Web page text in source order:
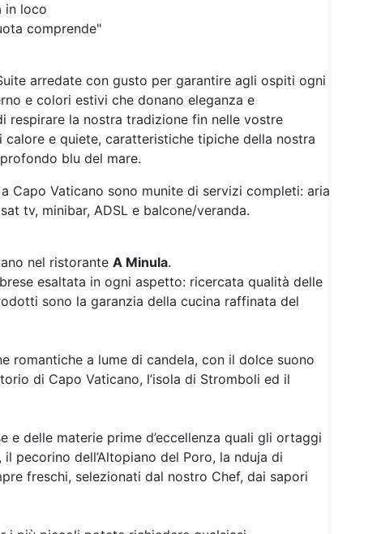
in loco
comprende"
arredate con gusto per garantire agli ospiti ogni
e colori estivi che donano eleganza e
la nostra tradizione fin nelle vostre
e quiete, caratteristiche tipiche della nostra
blu del mare.
Capo Vaticano sono munite di servizi completi: aria
tv, minibar, ADSL e balcone/veranda.
nel ristorante A Minula.
esaltata in ogni aspetto: ricercata qualità delle
sono la garanzia della cucina raffinata del
romantiche a lume di candela, con il dolce suono
di Capo Vaticano, l’isola di Stromboli ed il
e delle materie prime d’eccellenza quali gli ortaggi
pecorino dell’Altopiano del Poro, la nduja di
freschi, selezionati dal nostro Chef, dai sapori